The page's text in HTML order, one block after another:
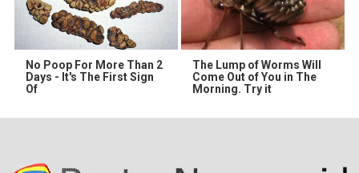
No Poop For More Than 2
Days - It's The First Sign
Of
The Lump of Worms Will
Come Out of You in The
Morning. Try it